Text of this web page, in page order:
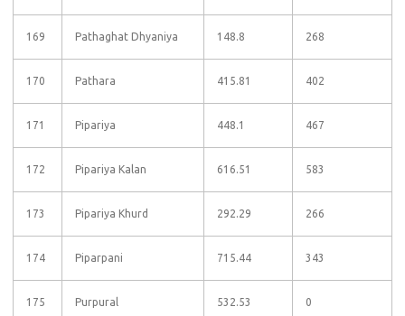
169 Pathaghat Dhyaniya 148.8 268
170 Pathara 415.81 402
171 Pipariya 448.1 467
172 Pipariya Kalan 616.51 583
173 Pipariya Khurd 292.29 266
174 Piparpani 715.44 343
175 Purpural 532.53 0